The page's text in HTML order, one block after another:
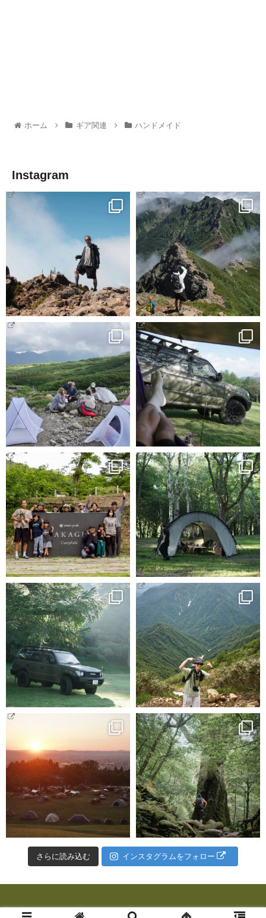
ホーム ギア関連 ハンドメイド
Instagram
さらに読み込む インスタグラムをフォロー